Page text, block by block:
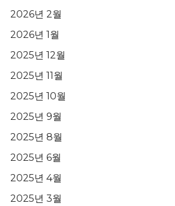
2026년 2월
2026년 1월
2025년 12월
2025년 11월
2025년 10월
2025년 9월
2025년 8월
2025년 6월
2025년 4월
2025년 3월